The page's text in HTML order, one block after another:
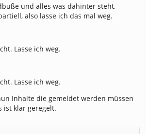
und alles was dahinter steht,
also lasse ich das mal weg.
Lasse ich weg.
Lasse ich weg.
Inhalte die gemeldet werden müssen
ist klar geregelt.